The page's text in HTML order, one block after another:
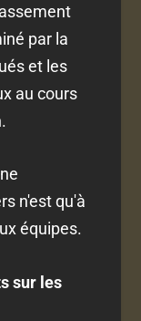
par la
et les
au cours
n'est qu'à
équipes.
sur les